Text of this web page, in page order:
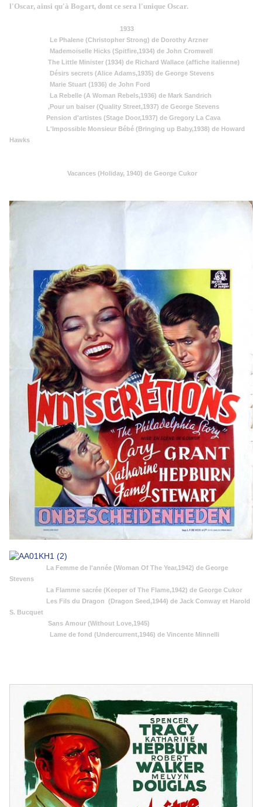
l'Oscar, ainsi qu'à Bogart, dont ce sera l'unique Oscar.
1933
Le Phalene (Christopher Strong) de Dorothy Arzner
Mademoiselle Hicks (Spitfire,1934) de John Cromwell
The Little Minister (1934) de Richard Wallace (affiche italienne)
Désirs secrets (Alice Adams,1935) de George Stevens
Marie Stuart (1936) de John Ford
La Rebelle (A Woman Rebels,1936) de Mark Sandrich
,Pour un baiser (Quality Street,1937) de George Stevens
Pension d'artistes (Stage Door,1937) de Gregory La Cava
L'Impossible Monsieur Bébé (Bringing up Baby,1938) de Howard
Hawks
Vacances (Holiday, 1940) de George Cukor
La Femme de l'année (Woman Of The Year,1942) de George
Stevens
La Flamme sacrée (Keeper of The Flame,1942) de George Cukor
Les Fils du Dragon (Dragon Seed,1944) de Jack Conway et Harold
S. Bucquet
Sans Amour (Without Love,1945)
Lame de fond (Undercurrent,1946) de Vincente Minnelli